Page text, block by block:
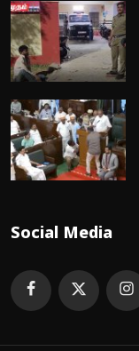
Social Media